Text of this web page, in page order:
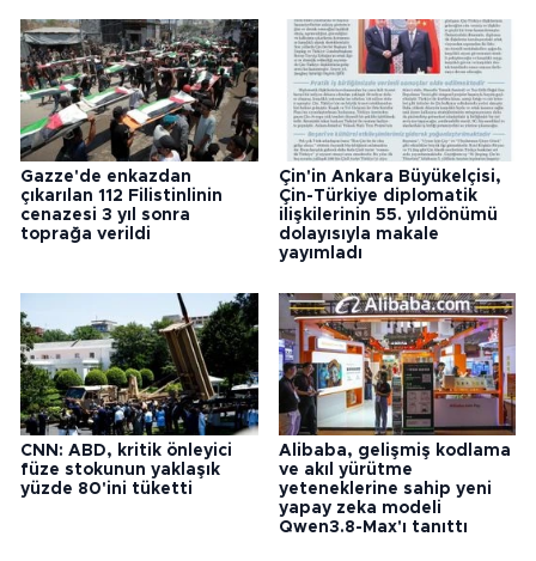
Gazze'de enkazdan
çıkarılan 112 Filistinlinin
cenazesi 3 yıl sonra
toprağa verildi
Çin'in Ankara Büyükelçisi,
Çin-Türkiye diplomatik
ilişkilerinin 55. yıldönümü
dolayısıyla makale
yayımladı
CNN: ABD, kritik önleyici
füze stokunun yaklaşık
yüzde 80'ini tüketti
Alibaba, gelişmiş kodlama
ve akıl yürütme
yeteneklerine sahip yeni
yapay zeka modeli
Qwen3.8-Max'ı tanıttı